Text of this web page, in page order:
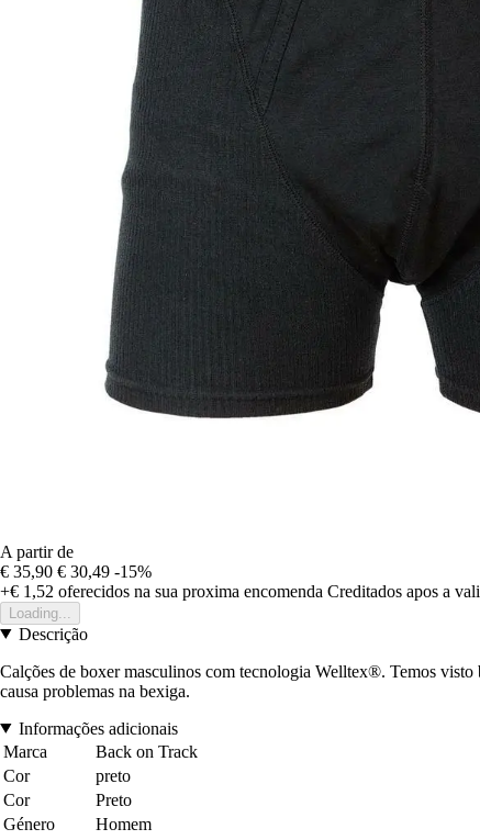
A partir de
€ 35,90 € 30,49 -15%
+€ 1,52 oferecidos na sua proxima encomenda Creditados apos a
Loading...
Descrição
Calções de boxer masculinos com tecnologia Welltex®. Temos
causa problemas na bexiga.
Informações adicionais
Marca
Back on Track
Cor
preto
Cor
Preto
Género
Homem